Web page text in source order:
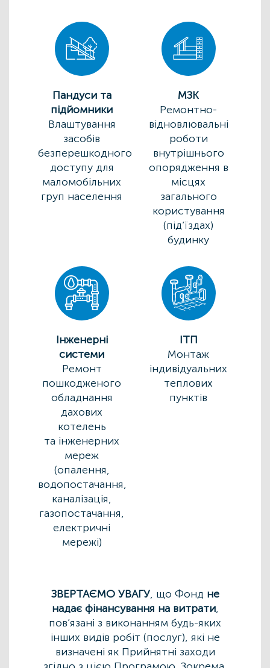
Пандуси та
підйомники
Влаштування
засобів
безперешкодного
доступу для
маломобільних
груп населення
МЗК
Ремонтно-
відновлювальні
роботи
внутрішнього
опорядження в
місцях
загального
користування
(під’їздах)
будинку
Інженерні
системи
Ремонт
пошкодженого
обладнання
дахових
котелень
та інженерних
мереж
(опалення,
водопостачання,
каналізація,
газопостачання,
електричні
мережі)
ІТП
Монтаж
індивідуальних
теплових
пунктів
ЗВЕРТАЄМО УВАГУ, що Фонд не
надає фінансування на витрати,
пов’язані з виконанням будь-яких
інших видів робіт (послуг), які не
визначені як Прийнятні заходи